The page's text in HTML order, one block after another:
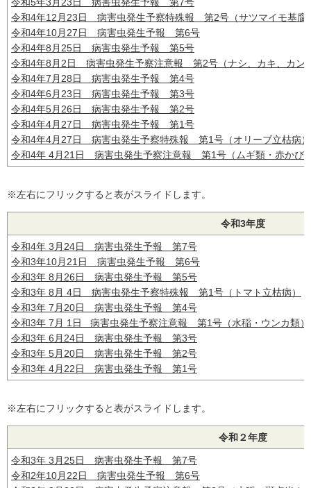
令和4年12月23日 病害虫発生予察特殊報 第2号（サツマイモ基腐
令和4年10月27日 病害虫発生予報 第6号
令和4年8月25日 病害虫発生予報 第5号
令和4年8月2日 病害虫発生予察注意報 第2号（ナシ、カキ、カン
令和4年7月28日 病害虫発生予報 第4号
令和4年6月23日 病害虫発生予報 第3号
令和4年5月26日 病害虫発生予報 第2号
令和4年4月27日 病害虫発生予報 第1号
令和4年4月27日 病害虫発生予察特殊報 第1号（オリーブ立枯病）
令和4年 4月21日 病害虫発生予察注意報 第1号（ムギ類・赤かび
※左右にフリックすると表がスライドします。
令和3年度
令和4年 3月24日 病害虫発生予報 第7号
令和3年10月21日 病害虫発生予報 第6号
令和3年 8月26日 病害虫発生予報 第5号
令和3年 8月 4日 病害虫発生予察特殊報 第1号（トマト立枯病）
令和3年 7月20日 病害虫発生予報 第4号
令和3年 7月 1日 病害虫発生予察注意報 第1号（水稲・ウンカ類）
令和3年 6月24日 病害虫発生予報 第3号
令和3年 5月20日 病害虫発生予報 第2号
令和3年 4月22日 病害虫発生予報 第1号
※左右にフリックすると表がスライドします。
令和２年度
令和3年 3月25日 病害虫発生予報 第7号
令和2年10月22日 病害虫発生予報 第6号